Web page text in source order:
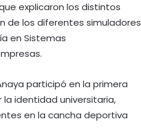
explicaron los distintos
de los diferentes simuladores
en Sistemas
participó en la primera
identidad universitaria,
en la cancha deportiva